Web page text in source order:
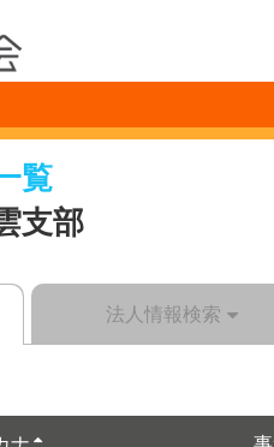
覧
支部
法人情報検索